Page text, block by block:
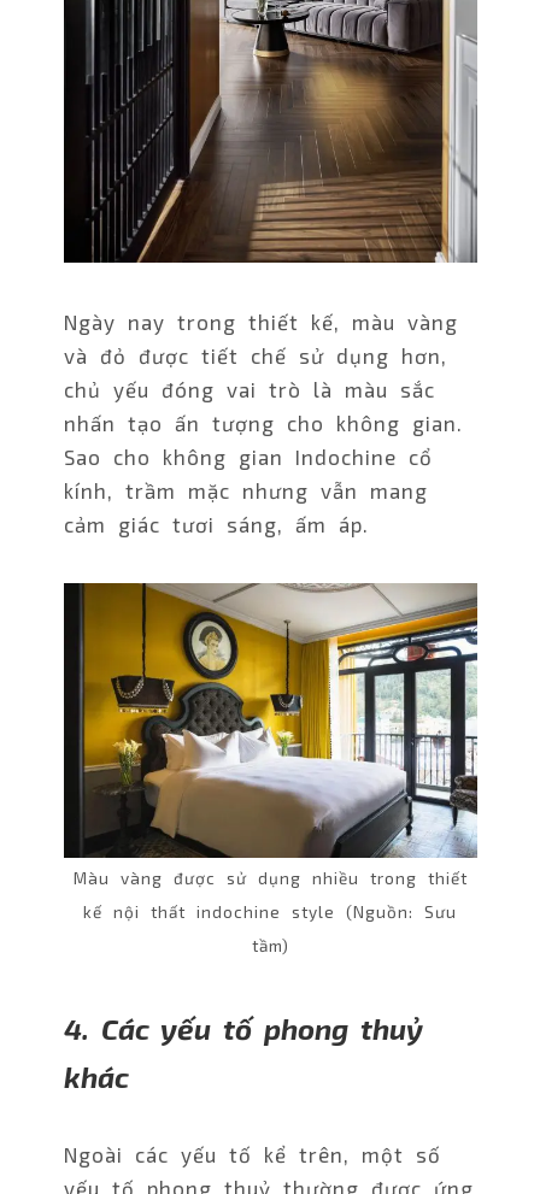
Ngày nay trong thiết kế, màu vàng
và đỏ được tiết chế sử dụng hơn,
chủ yếu đóng vai trò là màu sắc
nhấn tạo ấn tượng cho không gian.
Sao cho không gian Indochine cổ
kính, trầm mặc nhưng vẫn mang
cảm giác tươi sáng, ấm áp.
Màu vàng được sử dụng nhiều trong thiết
kế nội thất indochine style (Nguồn: Sưu
tầm)
4. Các yếu tố phong thuỷ
khác
Ngoài các yếu tố kể trên, một số
yếu tố phong thuỷ thường được ứng